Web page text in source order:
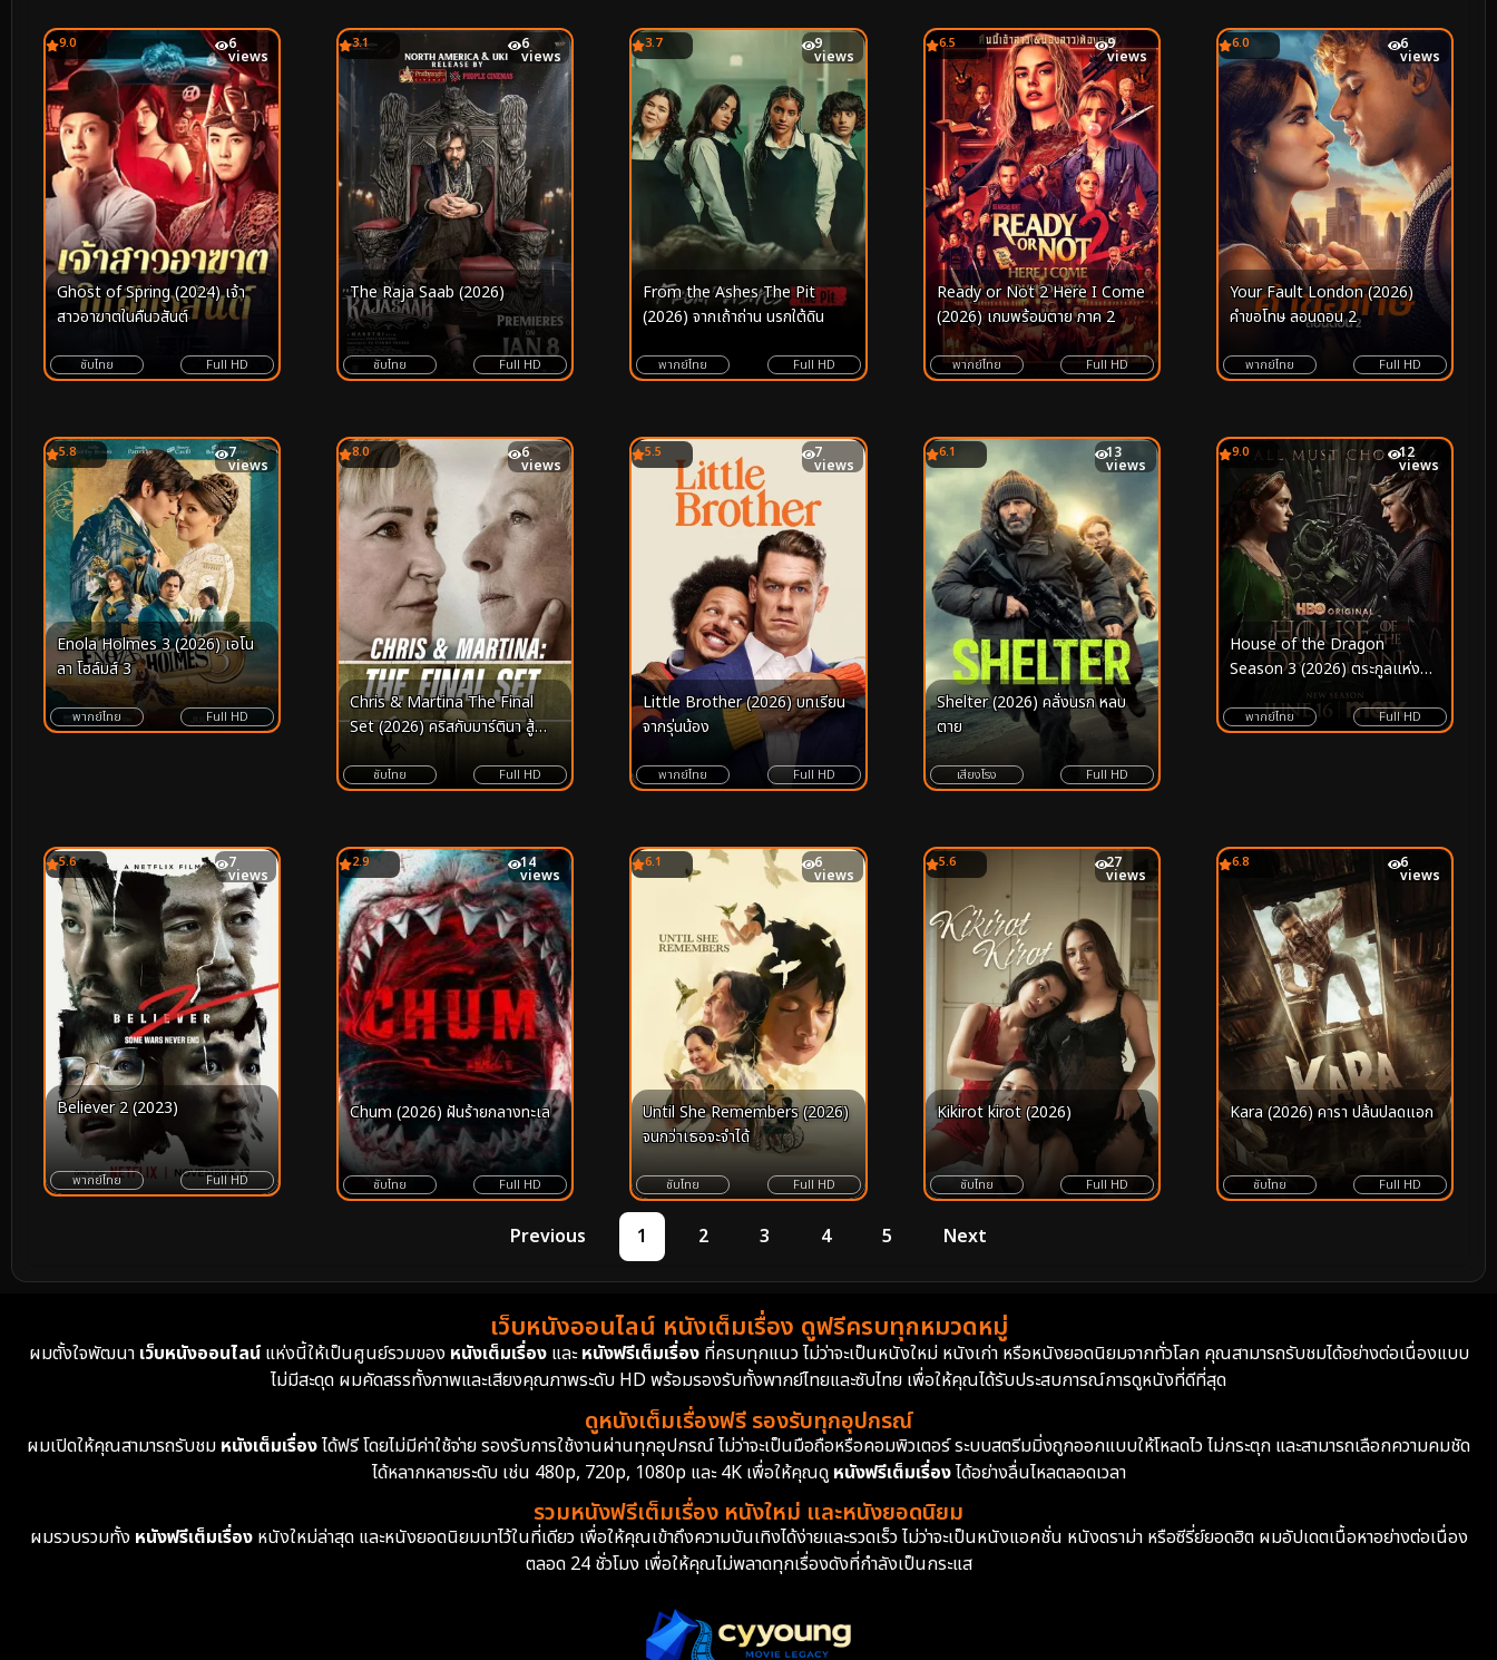
6
views
9.0
Ghost of Spring (2024) เจ้า
สาวอาฆาตในคืนวสันต์
ซับไทย Full HD
6
views
3.1
The Raja Saab (2026)
ซับไทย Full HD
9
views
3.7
From the Ashes The Pit
(2026) จากเถ้าถ่าน นรกใต้ดิน
พากย์ไทย Full HD
9
views
6.5
Ready or Not 2 Here I Come
(2026) เกมพร้อมตาย ภาค 2
พากย์ไทย Full HD
6
views
6.0
Your Fault London (2026)
คำขอโทษ ลอนดอน 2
พากย์ไทย Full HD
7
views
5.8
Enola Holmes 3 (2026) เอโน
ลา โฮล์มส์ 3
พากย์ไทย Full HD
6
views
8.0
Chris & Martina The Final
Set (2026) คริสกับมาร์ตินา สู้
สุดใจในเซ็ตสุดท้าย
ซับไทย Full HD
7
views
5.5
Little Brother (2026) บทเรียน
จากรุ่นน้อง
พากย์ไทย Full HD
13
views
6.1
Shelter (2026) คลั่งนรก หลบ
ตาย
เสียงโรง Full HD
12
views
9.0
House of the Dragon
Season 3 (2026) ตระกูลแห่ง
พากย์ไทย Full HD
7
views
5.6
Believer 2 (2023)
พากย์ไทย Full HD
14
views
2.9
Chum (2026) ฝันร้ายกลางทะเล
ซับไทย Full HD
6
views
6.1
Until She Remembers (2026)
จนกว่าเธอจะจําได้
ซับไทย Full HD
27
views
5.6
Kikirot kirot (2026)
ซับไทย Full HD
6
views
6.8
Kara (2026) คารา ปล้นปลดแอก
ซับไทย Full HD
Previous 1 2 3 4 5 Next
เว็บหนังออนไลน์ หนังเต็มเรื่อง ดูฟรีครบทุกหมวดหมู่
ผมตั้งใจพัฒนา เว็บหนังออนไลน์แห่งนี้ให้เป็นศูนย์รวมของ หนังเต็มเรื่องและหนังฟรีเต็มเรื่องที่ครบทุกแนว ไม่ว่าจะเป็นหนังใหม่ หนังเก่า หรือหนังยอดนิยมจากทั่วโลก คุณสามารถรับชมได้อย่างต่อเนื่องแบบ
ไม่มีสะดุด ผมคัดสรรทั้งภาพและเสียงคุณภาพระดับ HD พร้อมรองรับทั้งพากย์ไทยและซับไทย เพื่อให้คุณได้รับประสบการณ์การดูหนังที่ดีที่สุด
ดูหนังเต็มเรื่องฟรี รองรับทุกอุปกรณ์
ผมเปิดให้คุณสามารถรับชม หนังเต็มเรื่องได้ฟรี โดยไม่มีค่าใช้จ่าย รองรับการใช้งานผ่านทุกอุปกรณ์ ไม่ว่าจะเป็นมือถือหรือคอมพิวเตอร์ ระบบสตรีมมิ่งถูกออกแบบให้โหลดไว ไม่กระตุก และสามารถเลือกความคมชัด
ได้หลากหลายระดับ เช่น 480p, 720p, 1080p และ 4K เพื่อให้คุณดู หนังฟรีเต็มเรื่องได้อย่างลื่นไหลตลอดเวลา
รวมหนังฟรีเต็มเรื่อง หนังใหม่ และหนังยอดนิยม
ผมรวบรวมทั้ง หนังฟรีเต็มเรื่องหนังใหม่ล่าสุด และหนังยอดนิยมมาไว้ในที่เดียว เพื่อให้คุณเข้าถึงความบันเทิงได้ง่ายและรวดเร็ว ไม่ว่าจะเป็นหนังแอคชั่น หนังดราม่า หรือซีรี่ย์ยอดฮิต ผมอัปเดตเนื้อหาอย่างต่อเนื่อง
ตลอด 24 ชั่วโมง เพื่อให้คุณไม่พลาดทุกเรื่องดังที่กำลังเป็นกระแส